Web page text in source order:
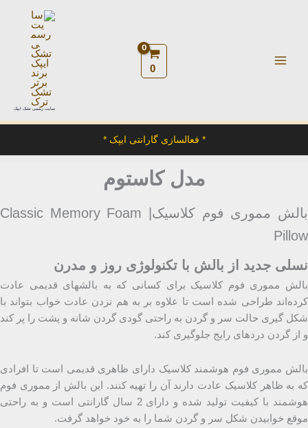
0
سایت رسمی تشک ایپک
* فعالسازی گارانتی ایپک *
مدل کاستوم
بالش مموری فوم کلاسیک| Classic Memory Foam
Pillow
نسلی جدید از بالش با تکنولوژی روز و مدرن
بالش مموری فوم کلاسیک برای کسانی که به بالشهای قدیمی عادت
کرده‌اند طراحی شده است تا علاوه بر به هم نزدن عادت خواب بتواند با
شکل گیری حالت سر و گردن به راحتی گودی گردن شانه و پشت را پر کند
و از گردن دردهای رایج جلوگیری کند.
بالش مموری فوم هوشمند کلاسیک دارای ظاهری قدیمی است تا افرادی
که به ظاهر کلاسیک عادت دارند آن را تهیه کنند. این بالش از مموری فوم
هوشمند با کیفیت تولید شده و دارای 2 سال گارانتی است و به راحتی
موقع خوابیدن شکل سر و گردن شما را به خود خواهد گرفت.